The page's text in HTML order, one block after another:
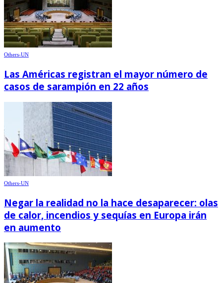
Others-UN
Las Américas registran el mayor número de
casos de sarampión en 22 años
Others-UN
Negar la realidad no la hace desaparecer: olas
de calor, incendios y sequías en Europa irán
en aumento